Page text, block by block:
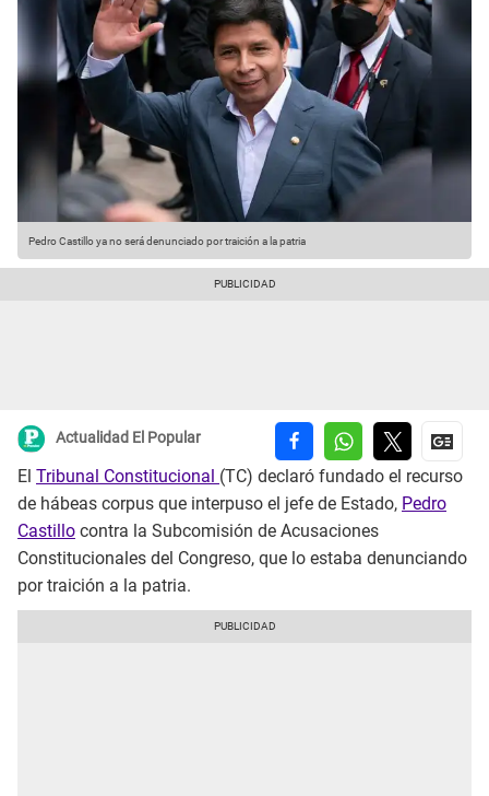
Pedro Castillo ya no será denunciado por traición a la patria
Actualidad El Popular
El Tribunal Constitucional (TC) declaró fundado el recurso
de hábeas corpus que interpuso el jefe de Estado, Pedro
Castillo contra la Subcomisión de Acusaciones
Constitucionales del Congreso, que lo estaba denunciando
por traición a la patria.